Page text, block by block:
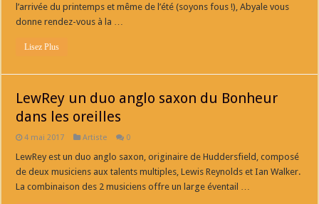
l’arrivée du printemps et même de l’été (soyons fous !), Abyale vous
donne rendez-vous à la …
Lisez Plus
LewRey un duo anglo saxon du Bonheur
dans les oreilles
4 mai 2017 Artiste 0
LewRey est un duo anglo saxon, originaire de Huddersfield, composé
de deux musiciens aux talents multiples, Lewis Reynolds et Ian Walker.
La combinaison des 2 musiciens offre un large éventail …